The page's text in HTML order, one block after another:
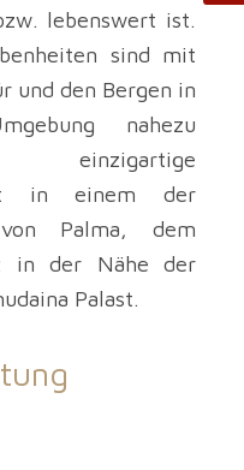
lebenswert ist.
sind mit
und den Bergen in
nahezu
einzigartige
in einem der
Palma, dem
in der Nähe der
Palast.